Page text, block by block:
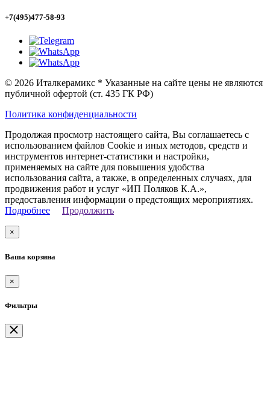
+7(495)477-58-93
© 2026 Италкерамикс * Указанные на сайте цены не являются
публичной офертой (ст. 435 ГК РФ)
Политика конфиденциальности
Продолжая просмотр настоящего сайта, Вы соглашаетесь с
использованием файлов Cookie и иных методов, средств и
инструментов интернет-статистики и настройки,
применяемых на сайте для повышения удобства
использования сайта, а также, в определенных случаях, для
продвижения работ и услуг «ИП Поляков К.А.»,
предоставления информации о предстоящих мероприятиях.
Подробнее
Продолжить
×
Ваша корзина
×
Фильтры